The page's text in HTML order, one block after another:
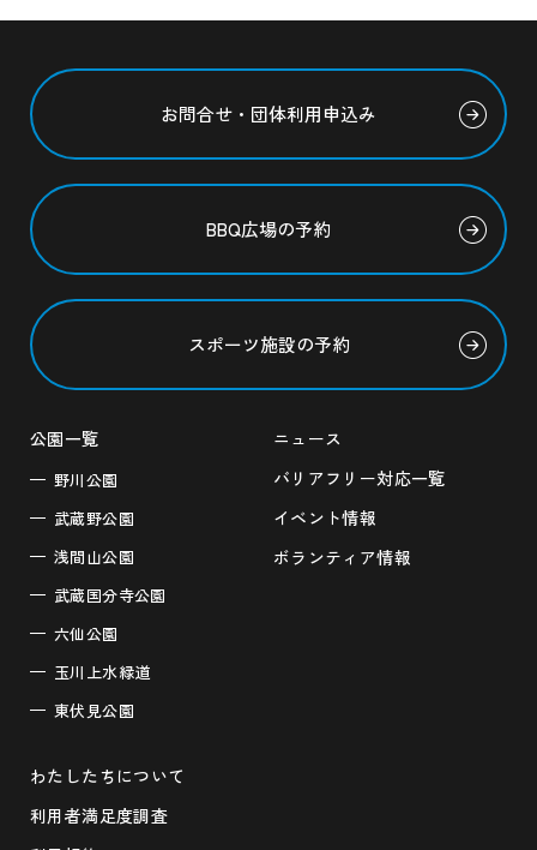
お問合せ・団体利用申込み
BBQ広場の予約
スポーツ施設の予約
公園一覧
野川公園
武蔵野公園
浅間山公園
武蔵国分寺公園
六仙公園
玉川上水緑道
東伏見公園
ニュース
バリアフリー対応一覧
イベント情報
ボランティア情報
わたしたちについて
利用者満足度調査